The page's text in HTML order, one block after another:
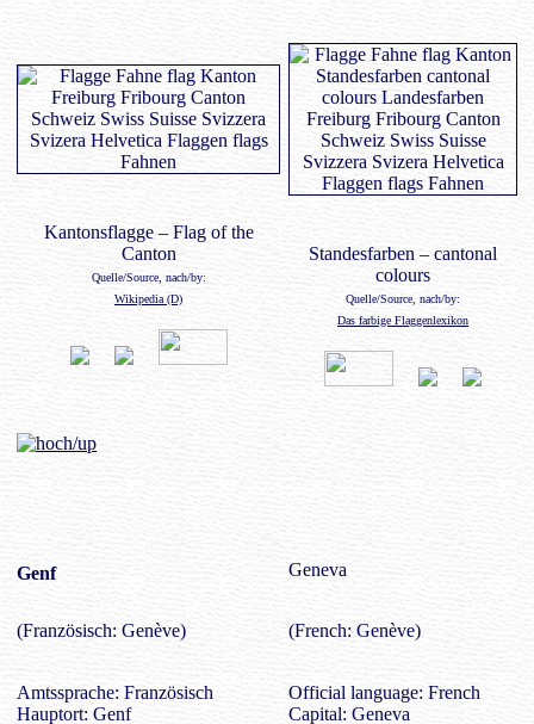
Kantonsflagge – Flag of the
Canton
Quelle/Source, nach/by:
Wikipedia (D)
Standesfarben – cantonal
colours
Quelle/Source, nach/by:
Das farbige Flaggenlexikon
Genf Geneva
(Französisch: Genève) (French: Genève)
Amtssprache: Französisch
Hauptort: Genf
Official language: French
Capital: Geneva